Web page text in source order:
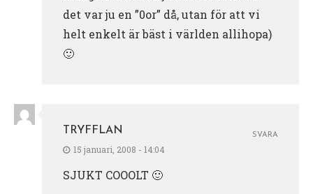
det var ju en ”0or” då, utan för att vi
helt enkelt är bäst i världen allihopa)
🙂
TRYFFLAN
15 januari, 2008 - 14:04
SJUKT COOOLT 🙂
SVARA